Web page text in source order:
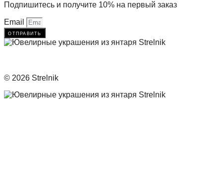
Подпишитесь и получите 10% на первый заказ
Email
отправить
© 2026 Strelnik